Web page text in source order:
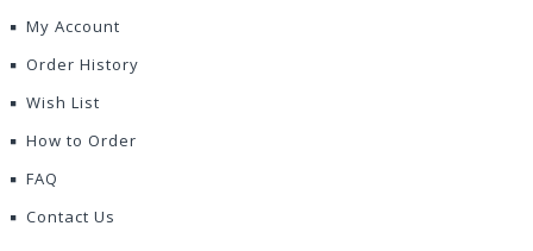
My Account
Order History
Wish List
How to Order
FAQ
Contact Us